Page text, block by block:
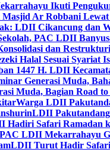
Ikuti
Ar Robbani Lewat
LDII Cikancung dan
PAC LDII
dan
Halal Sesuai Syariat
1447 H. LDII
Generasi Muda,
Muda, Bagian Road
Warga LDII
LDII Pakutandang
Hadiri Safari Ramadan
LDII Mekarrahayu
LDII Turut Hadir Safari